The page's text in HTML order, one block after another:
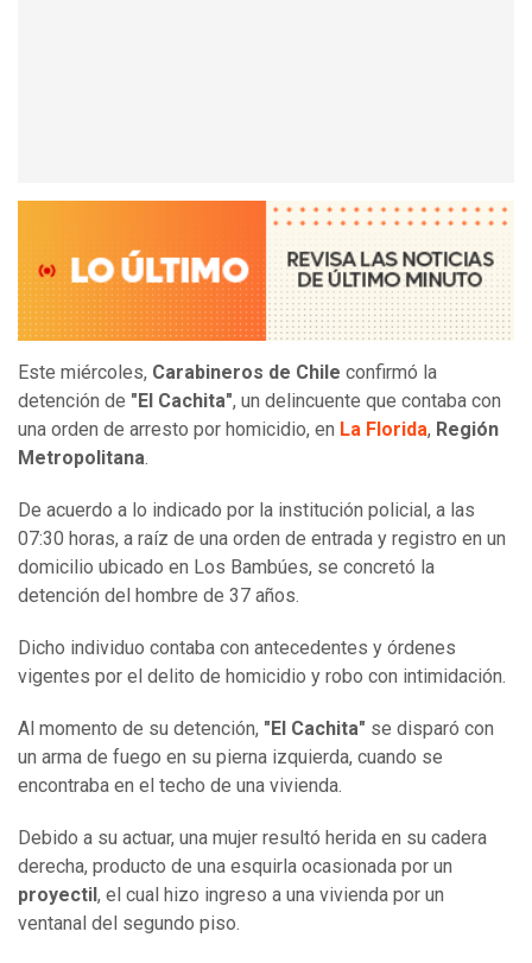
Este miércoles, Carabineros de Chile confirmó la
detención de "El Cachita", un delincuente que contaba con
una orden de arresto por homicidio, en La Florida, Región
Metropolitana.
De acuerdo a lo indicado por la institución policial, a las
07:30 horas, a raíz de una orden de entrada y registro en un
domicilio ubicado en Los Bambúes, se concretó la
detención del hombre de 37 años.
Dicho individuo contaba con antecedentes y órdenes
vigentes por el delito de homicidio y robo con intimidación.
Al momento de su detención, "El Cachita" se disparó con
un arma de fuego en su pierna izquierda, cuando se
encontraba en el techo de una vivienda.
Debido a su actuar, una mujer resultó herida en su cadera
derecha, producto de una esquirla ocasionada por un
proyectil, el cual hizo ingreso a una vivienda por un
ventanal del segundo piso.